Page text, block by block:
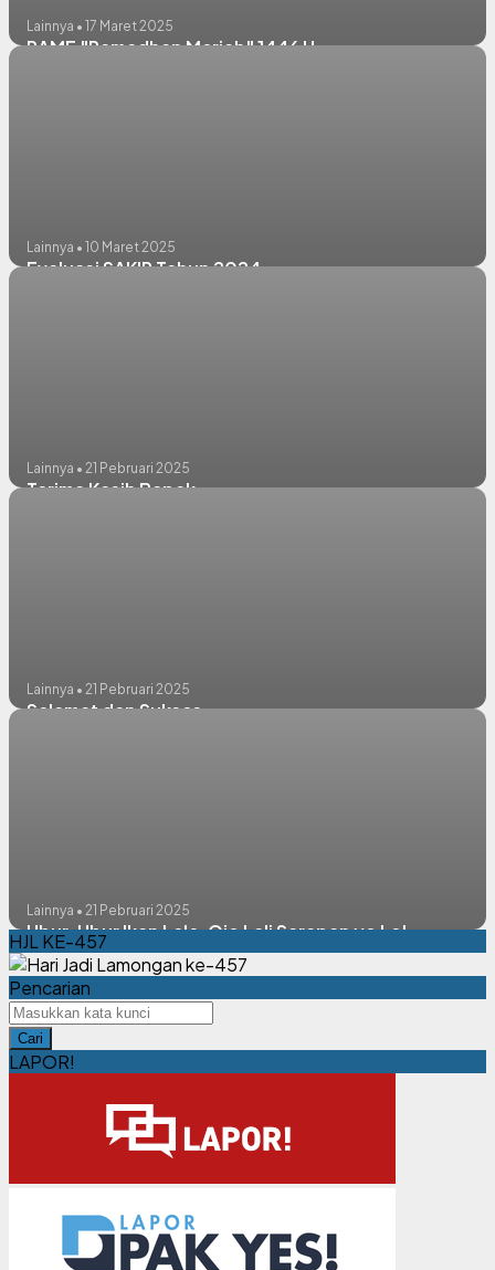
Lainnya • 17 Maret 2025
RAME "Ramadhan Meriah" 1446 H
Lainnya • 10 Maret 2025
Evaluasi SAKIP Tahun 2024
Lainnya • 21 Pebruari 2025
Terima Kasih Bapak
Lainnya • 21 Pebruari 2025
Selamat dan Sukses
Lainnya • 21 Pebruari 2025
Ubur-Ubur Ikan Lele, Ojo Lali Sarapan yo Le!
HJL KE-457
Pencarian
Cari
LAPOR!